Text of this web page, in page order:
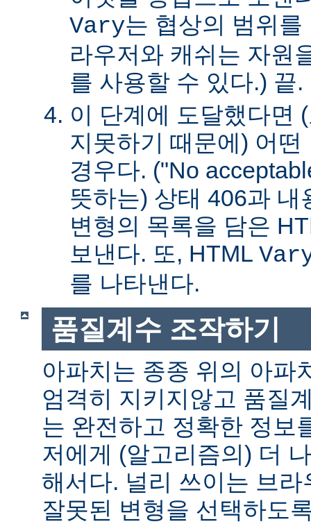
Vary는 협상의 범위
라우저와 캐쉬는 자원
를 사용할 수 있다.) 끝.
이 단계에 도달했다면
지못하기 때문에) 어
경우다. ("No
뜻하는) 상태 406과 내
변형의 목록을 담은
보낸다. 또, HTML
를 나타낸다.
품질계수 조작하기
아파치는 종종 위의 아파
엄격히 지키지않고 품질
는 완전하고 정확한 정보
저에게 (알고리즘의) 더
해서다. 널리 쓰이는 브
잘못된 변형을 선택하도